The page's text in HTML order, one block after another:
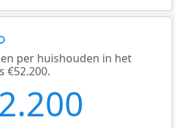
per huishouden in het
€52.200.